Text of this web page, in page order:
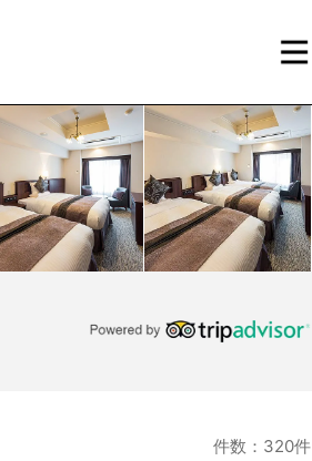
件数：320件